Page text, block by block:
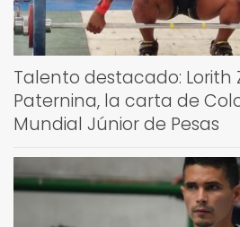
Talento destacado: Lorith
Paternina, la carta de
Mundial Júnior de Pesas